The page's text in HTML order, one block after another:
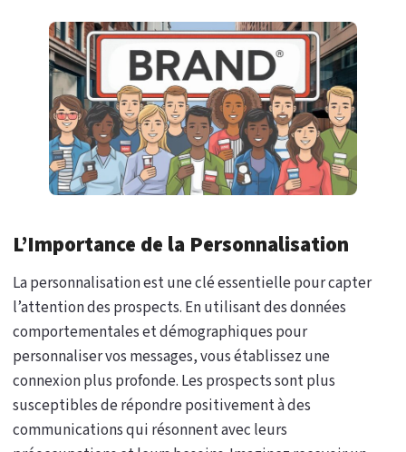
L’Importance de la Personnalisation
La personnalisation est une clé essentielle pour capter
l’attention des prospects. En utilisant des données
comportementales et démographiques pour
personnaliser vos messages, vous établissez une
connexion plus profonde. Les prospects sont plus
susceptibles de répondre positivement à des
communications qui résonnent avec leurs